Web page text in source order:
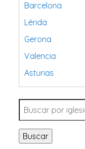
Barcelona
Lérida
Gerona
Valencia
Asturias
Tarragona
Navarra
Valladolid
Sevilla
Buscar